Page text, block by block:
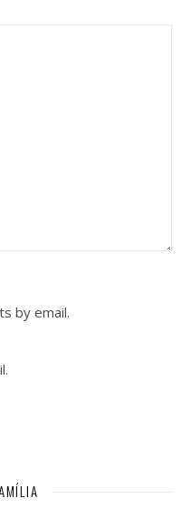
by email.